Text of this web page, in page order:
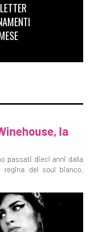
la
passati dieci anni dalla
regina del soul bianco,